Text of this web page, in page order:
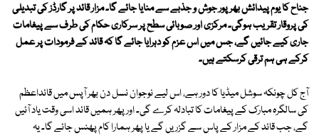
جناح کا یوم پیدائش بھرپور جوش و جذبے سے منایا جائے گا۔ مزار قائد پر گارڈز کی تبدیلی
کی پروقار تقریب ہوگی۔ مرکزی اور صوبائی سطح پر سرکاری حکام کی طرف سے پیغامات
جاری کیے جائیں گے، جس میں اس عزم کو دہرایا جائے گا کہ قائد کے فرمودات پر عمل
کرکے ہی ہم ترقی کرسکتے ہیں۔
آج کل چونکہ سوشل میڈیا کا دور ہے، اس لیے نوجوان نسل دن بھر آپس میں قائداعظم
کی سالگرہ مبارک کے پیغامات کا تبادلہ کرے گی۔ اور پھر ہمیں قائد اسی وقت یاد آئیں
گے، جب قائد کے مزار کے پاس سے گزریں گے یا پھر ہمارا کام پھنس جائے گا۔ یہ